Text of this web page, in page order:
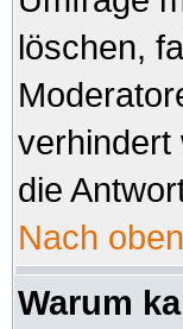
löschen,
verhindert
die
Nach oben
Warum